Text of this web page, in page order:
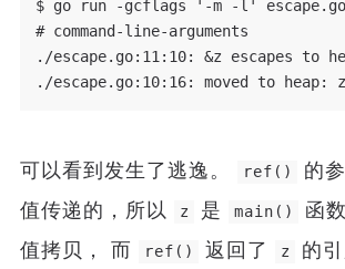
$ go run -gcflags '-m -l' escape.go
# command-line-arguments
./escape.go:11:10: &z escapes to
可以看到发生了逃逸。 ref() 的
值传递的，所以
z 是 main() 函
值拷贝， 而
ref() 返回了 z 的